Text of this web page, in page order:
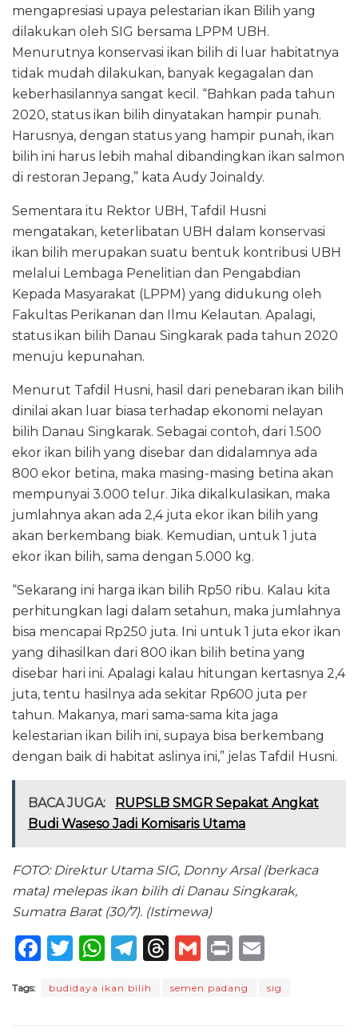
mengapresiasi upaya pelestarian ikan Bilih yang
dilakukan oleh SIG bersama LPPM UBH.
Menurutnya konservasi ikan bilih di luar habitatnya
tidak mudah dilakukan, banyak kegagalan dan
keberhasilannya sangat kecil. “Bahkan pada tahun
2020, status ikan bilih dinyatakan hampir punah.
Harusnya, dengan status yang hampir punah, ikan
bilih ini harus lebih mahal dibandingkan ikan salmon
di restoran Jepang,” kata Audy Joinaldy.
Sementara itu Rektor UBH, Tafdil Husni
mengatakan, keterlibatan UBH dalam konservasi
ikan bilih merupakan suatu bentuk kontribusi UBH
melalui Lembaga Penelitian dan Pengabdian
Kepada Masyarakat (LPPM) yang didukung oleh
Fakultas Perikanan dan Ilmu Kelautan. Apalagi,
status ikan bilih Danau Singkarak pada tahun 2020
menuju kepunahan.
Menurut Tafdil Husni, hasil dari penebaran ikan bilih
dinilai akan luar biasa terhadap ekonomi nelayan
bilih Danau Singkarak. Sebagai contoh, dari 1.500
ekor ikan bilih yang disebar dan didalamnya ada
800 ekor betina, maka masing-masing betina akan
mempunyai 3.000 telur. Jika dikalkulasikan, maka
jumlahnya akan ada 2,4 juta ekor ikan bilih yang
akan berkembang biak. Kemudian, untuk 1 juta
ekor ikan bilih, sama dengan 5.000 kg.
“Sekarang ini harga ikan bilih Rp50 ribu. Kalau kita
perhitungkan lagi dalam setahun, maka jumlahnya
bisa mencapai Rp250 juta. Ini untuk 1 juta ekor ikan
yang dihasilkan dari 800 ikan bilih betina yang
disebar hari ini. Apalagi kalau hitungan kertasnya 2,4
juta, tentu hasilnya ada sekitar Rp600 juta per
tahun. Makanya, mari sama-sama kita jaga
kelestarian ikan bilih ini, supaya bisa berkembang
dengan baik di habitat aslinya ini,” jelas Tafdil Husni.
BACA JUGA:
RUPSLB SMGR Sepakat Angkat
Budi Waseso Jadi Komisaris Utama
FOTO: Direktur Utama SIG, Donny Arsal (berkaca
mata) melepas ikan bilih di Danau Singkarak,
Sumatra Barat (30/7). (Istimewa)
F
c
T
it
W
a
T
e
T
re
G
ai
P
n
ai
Tags: budidaya ikan bilih semen padang sig